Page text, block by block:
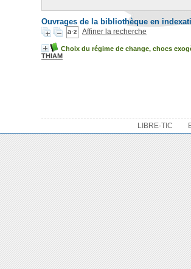
Ouvrages de la bibliothèque en
Affiner la recherche
Choix du régime de change, chocs
THIAM
LIBRE-TIC